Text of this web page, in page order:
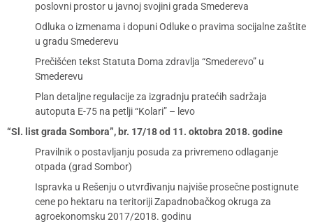
poslovni prostor u javnoj svojini grada Smedereva
Odluka o izmenama i dopuni Odluke o pravima socijalne zaštite
u gradu Smederevu
Prečišćen tekst Statuta Doma zdravlja “Smederevo” u
Smederevu
Plan detaljne regulacije za izgradnju pratećih sadržaja
autoputa E-75 na petlji “Kolari” – levo
“Sl. list grada Sombora”, br. 17/18 od 11. oktobra 2018. godine
Pravilnik o postavljanju posuda za privremeno odlaganje
otpada (grad Sombor)
Ispravka u Rešenju o utvrđivanju najviše prosečne postignute
cene po hektaru na teritoriji Zapadnobačkog okruga za
agroekonomsku 2017/2018. godinu